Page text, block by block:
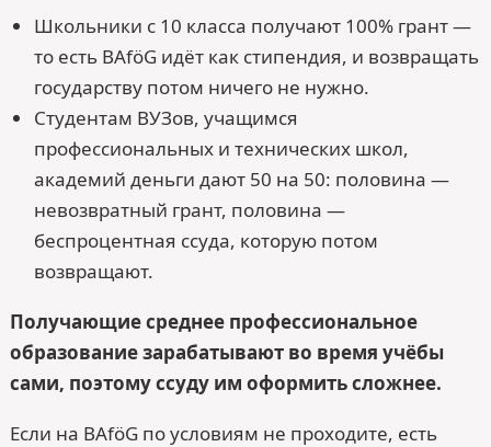
Школьники с 10 класса получают 100% грант —
то есть BAföG идёт как стипендия, и возвращать
государству потом ничего не нужно.
Студентам ВУЗов, учащимся
профессиональных и технических школ,
академий деньги дают 50 на 50: половина —
невозвратный грант, половина —
беспроцентная ссуда, которую потом
возвращают.
Получающие среднее профессиональное
образование зарабатывают во время учёбы
сами, поэтому ссуду им оформить сложнее.
Если на BAföG по условиям не проходите, есть